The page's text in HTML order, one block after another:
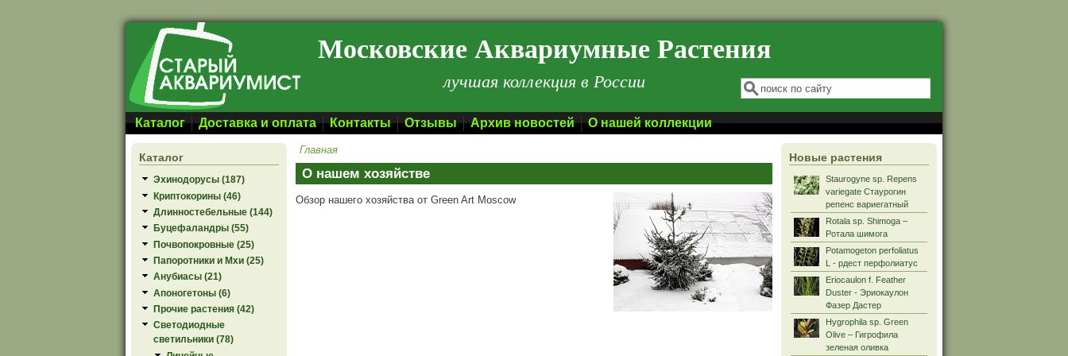
Перейти к основному содержанию Московские Аквариумные Растения
лучшая коллекция в России Форма поиска
Поиск
Каталог Доставка и оплата Контакты Отзывы Архив новостей О нашей коллекции
Каталог
Эхинодорусы (187)
Криптокорины (46)
Длинностебельные (144)
Буцефаландры (55)
Почвопокровные (25)
Папоротники и Мхи (25)
Анубиасы (21)
Апоногетоны (6)
Прочие растения (42)
Светодиодные
светильники (78)
Главная
О нашем хозяйстве
Обзор нашего хозяйства от Green Art Moscow
Новые растения
Staurogyne sp. Repens
variegate Стаурогин
репенс вариегатный
Rotala sp. Shimoga –
Ротала шимога
Potamogeton perfoliatus
L - рдест перфолиатус
Eriocaulon f. Feather
Duster - Эриокаулон
Фазер Дастер
Hygrophila sp. Green
Olive – Гигрофила
зеленая оливка